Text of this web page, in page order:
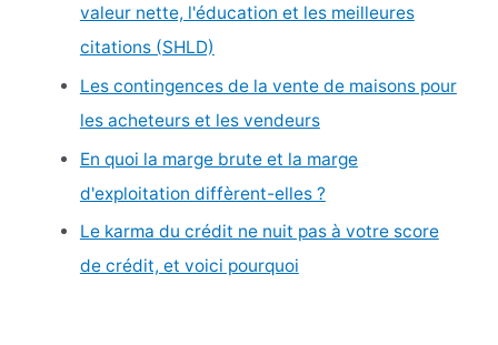
valeur nette, l'éducation et les meilleures
citations (SHLD)
Les contingences de la vente de maisons pour
les acheteurs et les vendeurs
En quoi la marge brute et la marge
d'exploitation diffèrent-elles ?
Le karma du crédit ne nuit pas à votre score
de crédit, et voici pourquoi